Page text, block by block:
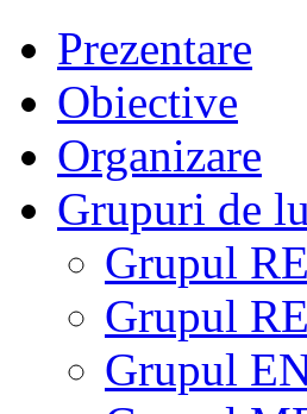
Prezentare
Obiective
Organizare
Grupuri de
Grupul
Grupul
Grupul